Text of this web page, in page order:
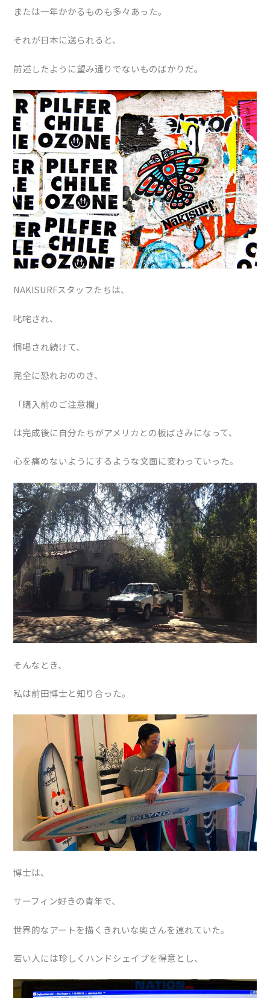
または一年かかるものも多々あった。
それが日本に送られると、
前述したように望み通りでないものばかりだ。
NAKISURFスタッフたちは、
叱咤され、
恫喝され続けて、
完全に恐れおののき、
「購入前のご注意欄」
は完成後に自分たちがアメリカとの板ばさみになって、
心を痛めないようにするような文面に変わっていった。
そんなとき、
私は前田博士と知り合った。
博士は、
サーフィン好きの青年で、
世界的なアートを描くきれいな奥さんを連れていた。
若い人には珍しくハンドシェイプを得意とし、